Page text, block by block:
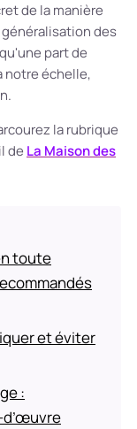
de la manière
des
part de
notre échelle,
la rubrique
de La Maison des
toute
et éviter
: